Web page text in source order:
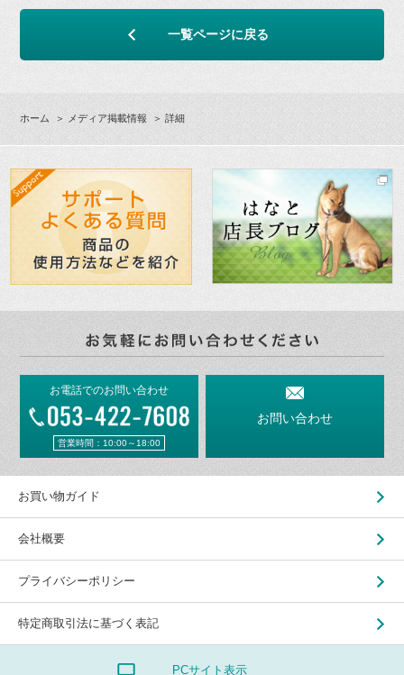
一覧ページに戻る
ホーム ＞ メディア掲載情報 ＞ 詳細
お電話でのお問い合わせ
営業時間：10:00～18:00
お問い合わせ
お買い物ガイド
会社概要
プライバシーポリシー
特定商取引法に基づく表記
PCサイト表示